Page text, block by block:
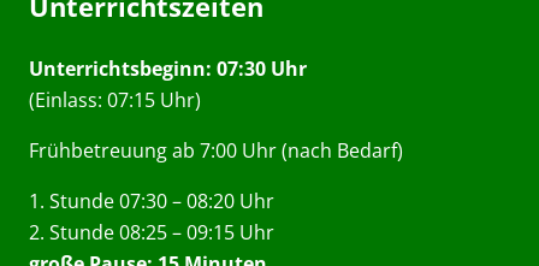
Unterrichtsbeginn: 07:30 Uhr
(Einlass: 07:15 Uhr)
Frühbetreuung ab 7:00 Uhr (nach Bedarf)
1. Stunde 07:30 – 08:20 Uhr
2. Stunde 08:25 – 09:15 Uhr